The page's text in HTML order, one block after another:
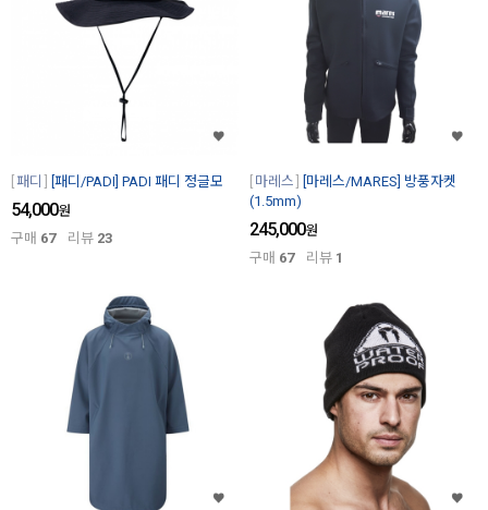
패디 [패디/PADI] PADI 패디 정글모
54,000원
구매 67 리뷰 23
마레스
[마레스/MARES] 방풍자켓
(1.5mm)
245,000원
구매 67 리뷰 1